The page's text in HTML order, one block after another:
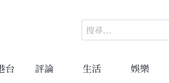
搜
尋
鍵
台 評論 生活 娛樂